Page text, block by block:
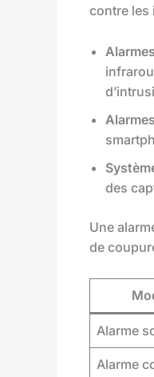
contre les
des
Une
de
Alarme
Alarme